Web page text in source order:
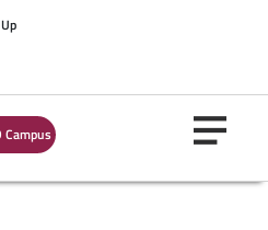
Campus